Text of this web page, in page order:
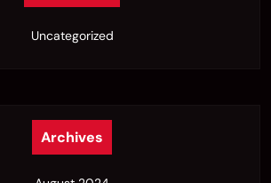
Uncategorized
Archives